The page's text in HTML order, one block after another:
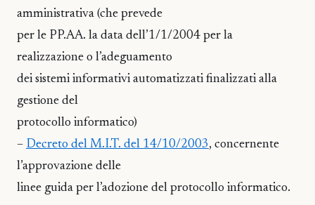
amministrativa (che prevede
per le PP.AA. la data dell’1/1/2004 per la
realizzazione o l’adeguamento
dei sistemi informativi automatizzati finalizzati alla
gestione del
protocollo informatico)
– Decreto del M.I.T. del 14/10/2003, concernente
l’approvazione delle
linee guida per l’adozione del protocollo informatico.